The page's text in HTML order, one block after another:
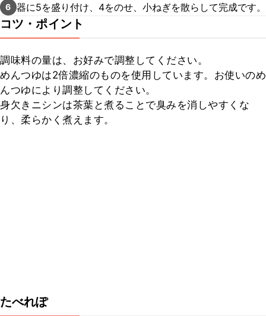
6 器に5を盛り付け、4をのせ、小ねぎを散らして完成です。
コツ・ポイント
調味料の量は、お好みで調整してください。
めんつゆは2倍濃縮のものを使用しています。お使いのめ
んつゆにより調整してください。
身欠きニシンは茶葉と煮ることで臭みを消しやすくな
り、柔らかく煮えます。
たべれぽ